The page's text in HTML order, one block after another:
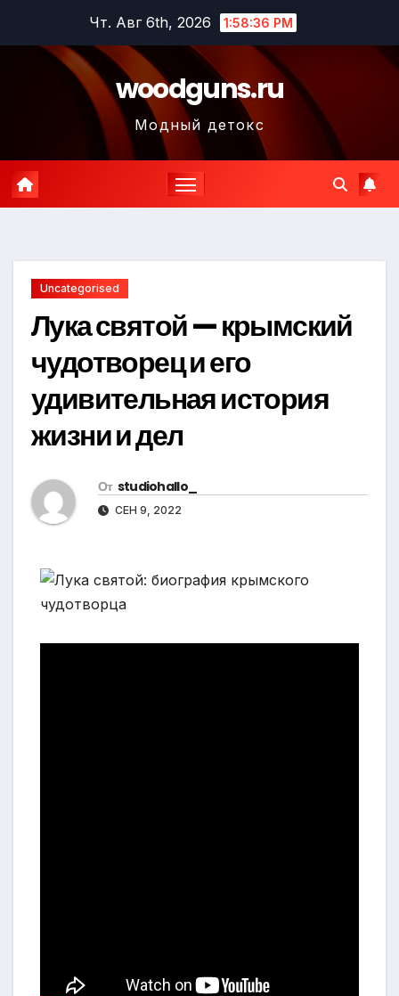
содержимому
Чт. Авг 6th, 2026 1:58:37 PM
woodguns.ru
Модный детокс
Uncategorised
Лука святой — крымский
чудотворец и его
удивительная история
жизни и дел
От studiohallo_
СЕН 9, 2022